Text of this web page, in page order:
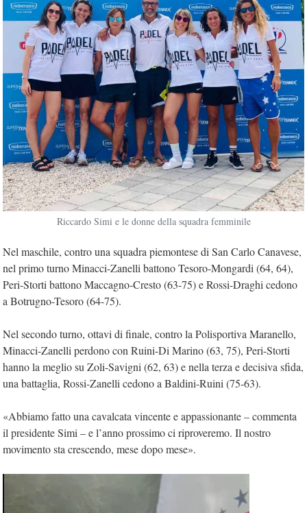
Riccardo Simi e le donne della squadra femminile
Nel maschile, contro una squadra piemontese di San Carlo Canavese,
nel primo turno Minacci-Zanelli battono Tesoro-Mongardi (64, 64),
Peri-Storti battono Maccagno-Cresto (63-75) e Rossi-Draghi cedono
a Botrugno-Tesoro (64-75).
Nel secondo turno, ottavi di finale, contro la Polisportiva Maranello,
Minacci-Zanelli perdono con Ruini-Di Marino (63, 75), Peri-Storti
hanno la meglio su Zoli-Savigni (62, 63) e nella terza e decisiva sfida,
una battaglia, Rossi-Zanelli cedono a Baldini-Ruini (75-63).
«Abbiamo fatto una cavalcata vincente e appassionante – commenta
il presidente Simi – e l’anno prossimo ci riproveremo. Il nostro
movimento sta crescendo, mese dopo mese».
Player